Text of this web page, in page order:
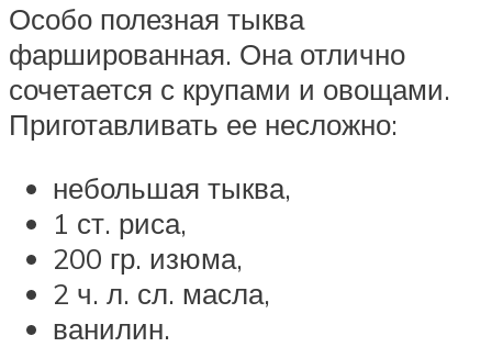
Особо полезная тыква
фаршированная. Она отлично
сочетается с крупами и овощами.
Приготавливать ее несложно:
небольшая тыква,
1 ст. риса,
200 гр. изюма,
2 ч. л. сл. масла,
ванилин.